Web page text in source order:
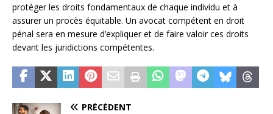
protéger les droits fondamentaux de chaque individu et à
assurer un procès équitable. Un avocat compétent en droit
pénal sera en mesure d’expliquer et de faire valoir ces droits
devant les juridictions compétentes.
PRÉCÉDENT